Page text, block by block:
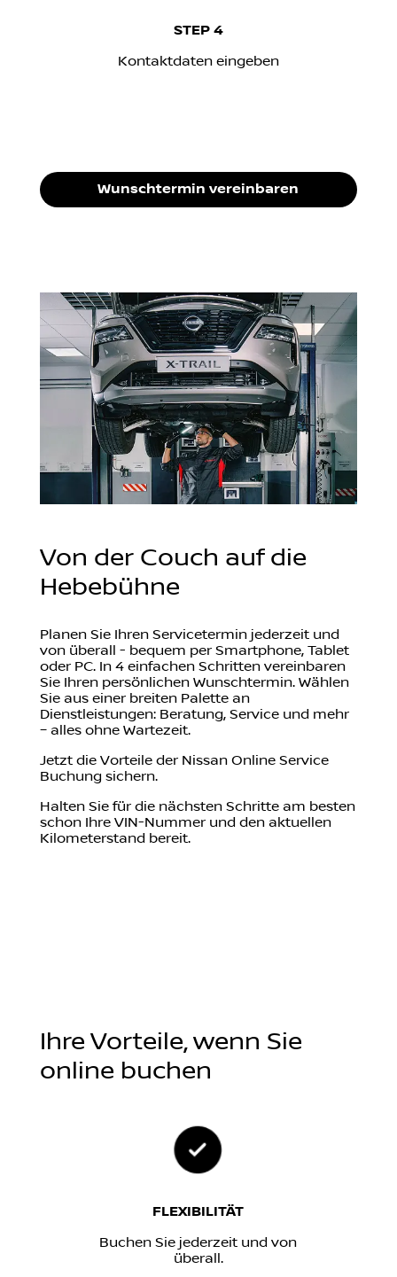
STEP 4
Kontaktdaten eingeben
Wunschtermin vereinbaren
Von der Couch auf die
Hebebühne
Planen Sie Ihren Servicetermin jederzeit und
von überall - bequem per Smartphone, Tablet
oder PC. In 4 einfachen Schritten vereinbaren
Sie Ihren persönlichen Wunschtermin. Wählen
Sie aus einer breiten Palette an
Dienstleistungen: Beratung, Service und mehr
– alles ohne Wartezeit.
Jetzt die Vorteile der Nissan Online Service
Buchung sichern.
Halten Sie für die nächsten Schritte am besten
schon Ihre VIN-Nummer und den aktuellen
Kilometerstand bereit.
Ihre Vorteile, wenn Sie
online buchen
FLEXIBILITÄT
Buchen Sie jederzeit und von
überall.